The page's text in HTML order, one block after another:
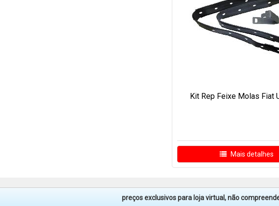
Kit Rep Feixe Molas Fiat
Mais detalhes
preços exclusivos para loja virtual, não